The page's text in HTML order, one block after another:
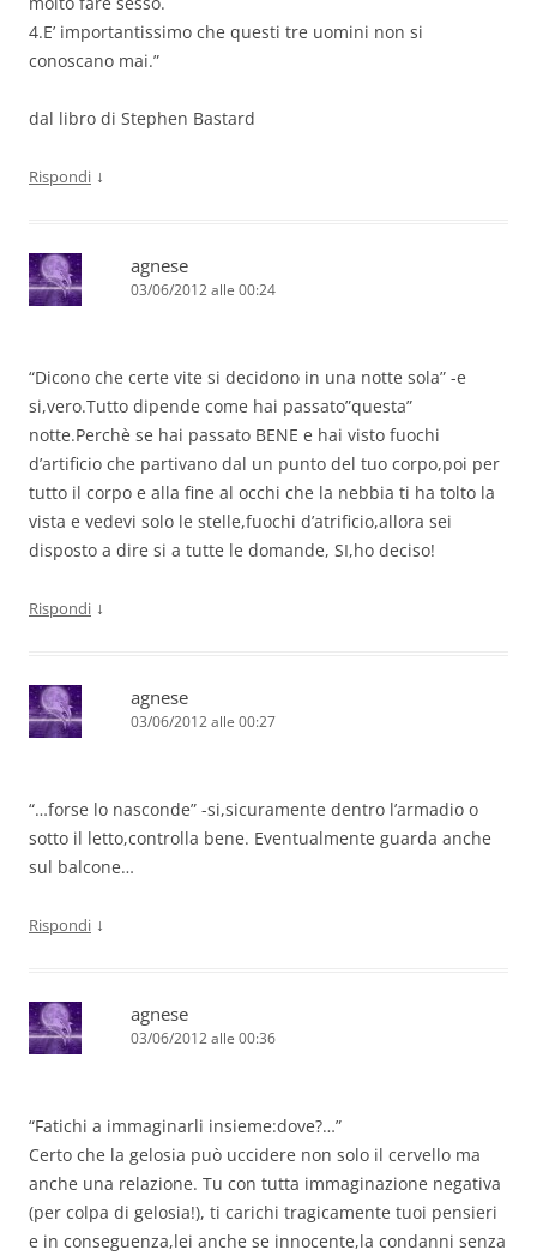
4.E’ importantissimo che questi tre uomini non si
conoscano mai.”
dal libro di Stephen Bastard
Rispondi ↓
agnese
03/06/2012 alle 00:24
“Dicono che certe vite si decidono in una notte sola” -e
si,vero.Tutto dipende come hai passato”questa”
notte.Perchè se hai passato BENE e hai visto fuochi
d’artificio che partivano dal un punto del tuo corpo,poi per
tutto il corpo e alla fine al occhi che la nebbia ti ha tolto la
vista e vedevi solo le stelle,fuochi d’atrificio,allora sei
disposto a dire si a tutte le domande, SI,ho deciso!
Rispondi ↓
agnese
03/06/2012 alle 00:27
“…forse lo nasconde” -si,sicuramente dentro l’armadio o
sotto il letto,controlla bene. Eventualmente guarda anche
sul balcone…
Rispondi ↓
agnese
03/06/2012 alle 00:36
“Fatichi a immaginarli insieme:dove?…”
Certo che la gelosia può uccidere non solo il cervello ma
anche una relazione. Tu con tutta immaginazione negativa
(per colpa di gelosia!), ti carichi tragicamente tuoi pensieri
e in conseguenza,lei anche se innocente,la condanni senza